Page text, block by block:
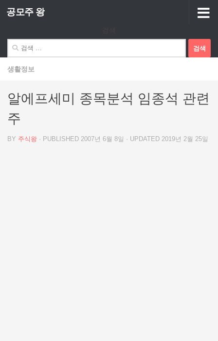
Skip to content
공모주 왕
색:
생활정보
알에프세미 종목분석 임종석 관련
주
BY 주식왕 · PUBLISHED 2007년 6월 8일 · UPDATED 2019년 2월 25일